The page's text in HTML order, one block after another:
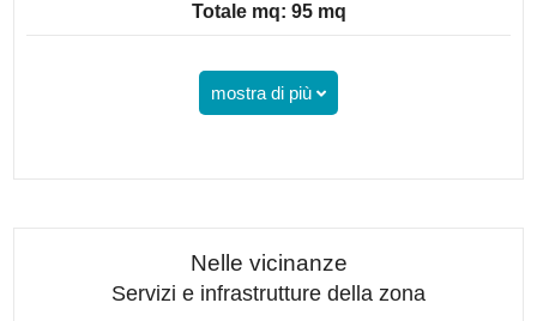
Totale mq: 95 mq
mostra di più
Nelle vicinanze
Servizi e infrastrutture della zona